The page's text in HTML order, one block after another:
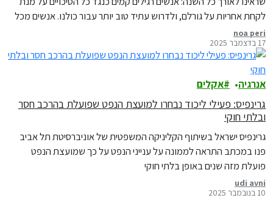
לקחת אחריות על גורלם, ולדרוש עתיד טוב יותר עבור כולנו. אנשים מכל
רחבי העולם, כולל תאילנד, סרי לנקה, מקסיקו, קמרון, רומניה, ברזיל,
הפיליפינים וקניה, בחרו לחפש פתרונות ולדרוש פיצויים ממזהמים שניצלו
זה מכבר את…
noa peri
17 בדצמבר 2025
אנרגיה אקלים
גרינפיס: פעילי ליכוד נבחרו למועצת הנפט שפועלת בהרכב חסר
ובלתי חוקי
גרינפיס ישראל בשיתוף הקליניקה המשפטית של אוניברסיטת תל אביב
פנו במכתב התראה לממונה על ענייני הנפט על כך שמועצת הנפט
פועלת מזה שנים באופן בלתי חוקי
udi avni
10 בנובמבר 2025